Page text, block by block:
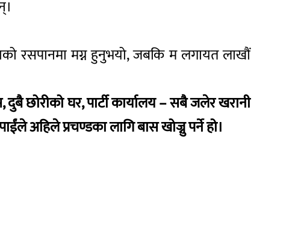
रसपानमा मग्न हुनुभयो, जबकि म लगायत लाखौं
छोरीको घर, पार्टी कार्यालय – सबै जलेर खरानी
अहिले प्रचण्डका लागि बास खोज्नु पर्ने हो।